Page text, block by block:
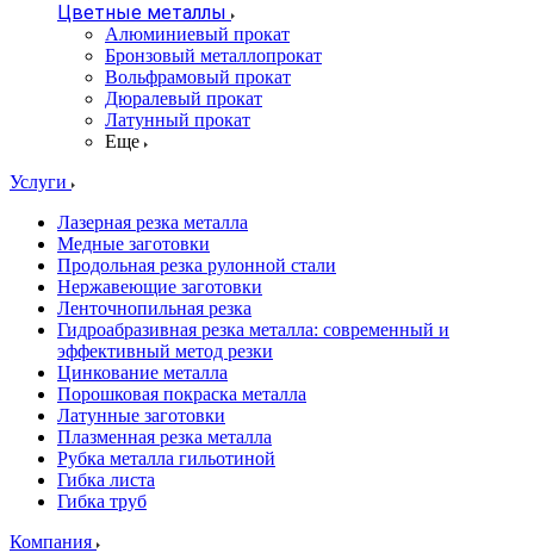
Цветные металлы
Алюминиевый прокат
Бронзовый металлопрокат
Вольфрамовый прокат
Дюралевый прокат
Латунный прокат
Еще
Услуги
Лазерная резка металла
Медные заготовки
Продольная резка рулонной стали
Нержавеющие заготовки
Ленточнопильная резка
Гидроабразивная резка металла: современный и
эффективный метод резки
Цинкование металла
Порошковая покраска металла
Латунные заготовки
Плазменная резка металла
Рубка металла гильотиной
Гибка листа
Гибка труб
Компания